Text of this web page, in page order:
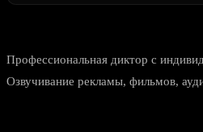
Профессиональная диктор с
Озвучивание рекламы, фильмов,